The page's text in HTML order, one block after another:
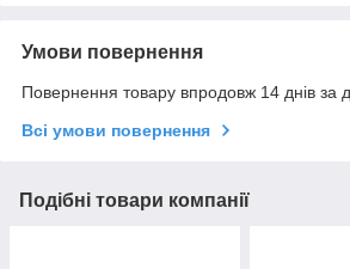
Умови повернення
Повернення товару впродовж 14 днів за
Всі умови повернення
Подібні товари компанії